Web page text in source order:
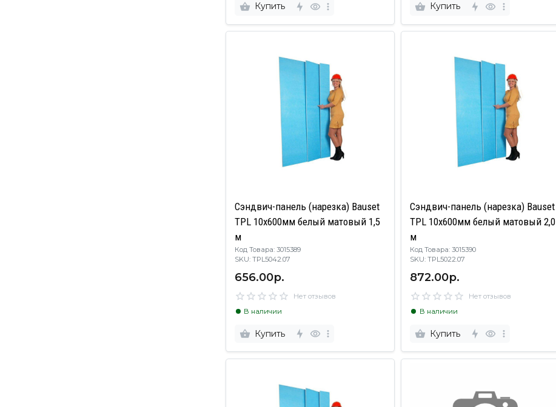
Купить Купить
Сэндвич-панель (нарезка) Bauset
TPL 10х600мм белый матовый 1,5
м
Код Товара: 3015389
SKU: TPL5042.07
656.00р.
Нет отзывов
В наличии
Купить
Сэндвич-панель (нарезка) Bauset
TPL 10х600мм белый матовый 2,0
м
Код Товара: 3015390
SKU: TPL5022.07
872.00р.
Нет отзывов
В наличии
Купить